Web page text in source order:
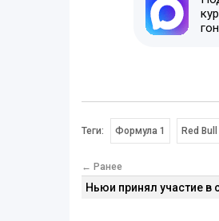
Теги: Формула 1 Red
← Ранее
Ньюи принял участие в